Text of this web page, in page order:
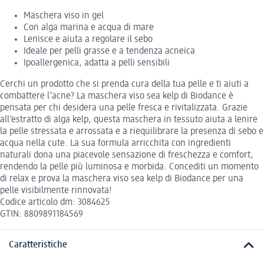
Maschera viso in gel
Con alga marina e acqua di mare
Lenisce e aiuta a regolare il sebo
Ideale per pelli grasse e a tendenza acneica
Ipoallergenica, adatta a pelli sensibili
Cerchi un prodotto che si prenda cura della tua pelle e ti aiuti a
combattere l’acne? La maschera viso sea kelp di Biodance è
pensata per chi desidera una pelle fresca e rivitalizzata. Grazie
all’estratto di alga kelp, questa maschera in tessuto aiuta a lenire
la pelle stressata e arrossata e a riequilibrare la presenza di sebo e
acqua nella cute. La sua formula arricchita con ingredienti
naturali dona una piacevole sensazione di freschezza e comfort,
rendendo la pelle più luminosa e morbida. Concediti un momento
di relax e prova la maschera viso sea kelp di Biodance per una
pelle visibilmente rinnovata!
Codice articolo dm: 3084625
GTIN: 8809891184569
Caratteristiche